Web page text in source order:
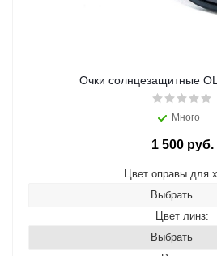
Очки солнцезащитные
Много
1 500 руб.
Цвет оправы для
Выбрать
Цвет линз:
Выбрать